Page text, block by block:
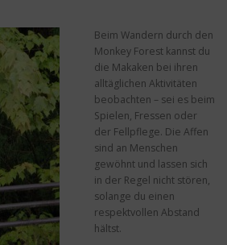
Beim Wandern durch den
Monkey Forest kannst du
die Makaken bei ihren
alltäglichen Aktivitäten
beobachten – sei es beim
Spielen, Fressen oder
der Fellpflege. Die Affen
sind an Menschen
gewöhnt und lassen sich
in der Regel nicht stören,
solange du einen
respektvollen Abstand
hältst.